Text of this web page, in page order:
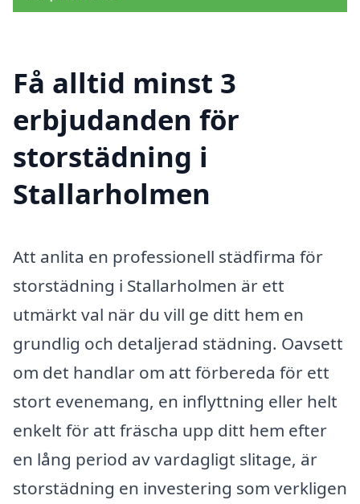
Få alltid minst 3
erbjudanden för
storstädning i
Stallarholmen
Att anlita en professionell städfirma för
storstädning i Stallarholmen är ett
utmärkt val när du vill ge ditt hem en
grundlig och detaljerad städning. Oavsett
om det handlar om att förbereda för ett
stort evenemang, en inflyttning eller helt
enkelt för att fräscha upp ditt hem efter
en lång period av vardagligt slitage, är
storstädning en investering som verkligen